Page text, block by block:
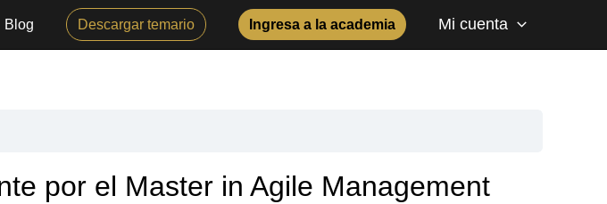
Blog Descargar temario Ingresa a la academia Mi cuenta
por el Master in Agile Management